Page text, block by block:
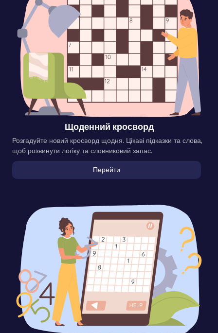
Щоденний кросворд
Розгадуйте новий кросворд щодня. Цікаві підказки та слова,
щоб розвинути логіку та словниковий запас.
Перейти